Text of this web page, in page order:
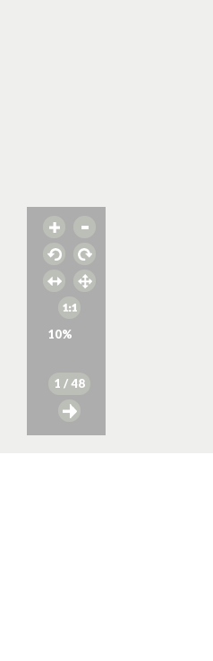
10%
1 / 48